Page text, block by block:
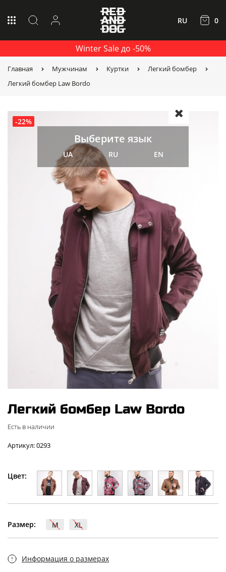
Winter Sale до -50%
RU 0
Главная Мужчинам Куртки
Легкий бомбер
Легкий бомбер Law Bordo
-22%
Легкий бомбер Law Bordo
Есть в наличии
Артикул: 0293
Цвет:
Размер: M XL
Информация о размерах
Выберите язык
UA RU EN